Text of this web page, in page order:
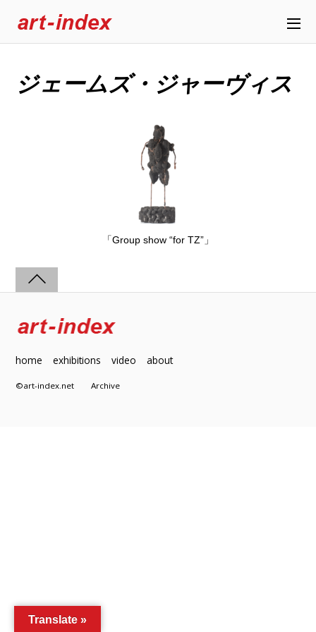
ジェームズ・ジャーヴィス
「Group show “for TZ”」
home exhibitions video about
©art-index.netArchive
Translate »